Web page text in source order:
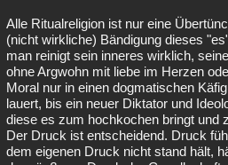
Alle Ritualreligion ist nur eine
(nicht wirkliche) Bändigung dieses
man reinigt sein inneres wirklich,
ohne Argwohn mit liebe im Herzen
Moral nur in einen dogmatischen
lauert, bis ein neuer Diktator und
diese es zum hochkochen bringt und
Der Druck ist entscheidend. Druck
dem eigenen Druck nicht stand hält,